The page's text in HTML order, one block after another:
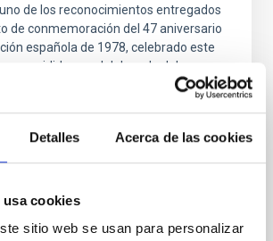
Detalles Acerca de las cookies
usa cookies
sitio web se usan para personalizar
de los reconocimientos entregados
de conmemoración del 47 aniversario
española de 1978, celebrado este
y presidido por el delegado del
Gobierno ha reconocido la labor del
la Constitución Española, por su
a la promoción de la